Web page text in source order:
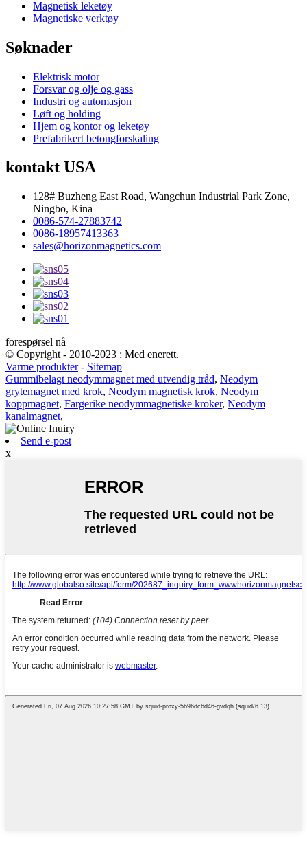
Magnetisk leketøy
Magnetiske verktøy
Søknader
Elektrisk motor
Forsvar og olje og gass
Industri og automasjon
Løft og holding
Hjem og kontor og leketøy
Prefabrikert betongforskaling
kontakt USA
128# Buzheng East Road, Wangchun Industrial Park Zone,
Ningbo, Kina
0086-574-27883742
0086-18957413363
sales@horizonmagnetics.com
forespørsel nå
© Copyright - 2010-2023 : Med enerett.
Varme produkter- Sitemap
Gummibelagt neodymmagnet med utvendig tråd, Neodym
grytemagnet med krok, Neodym magnetisk krok, Neodym
koppmagnet, Fargerike neodymmagnetiske kroker, Neodym
kanalmagnet,
Send e-post
x